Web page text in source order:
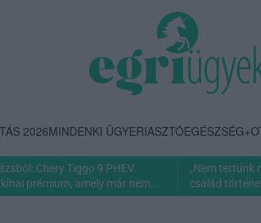
2026MINDENKI ÜGYERIASZTÓEGÉSZSÉG+
Chery Tiggo 9 PHEV
prémium, amely már nem...
„Nem tettünk
család